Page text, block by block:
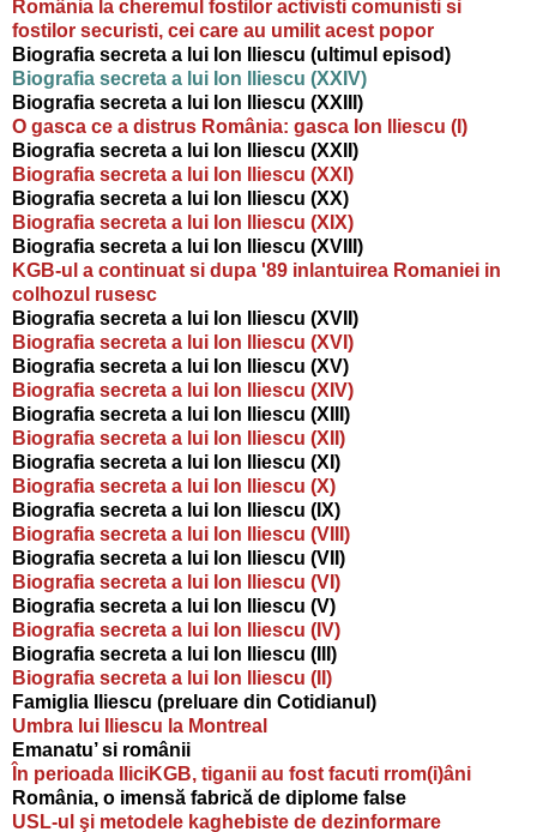
România la cheremul fostilor activisti comunisti si
fostilor securisti, cei care au umilit acest popor
Biografia secreta a lui Ion Iliescu (ultimul episod)
Biografia secreta a lui Ion Iliescu (XXIV)
Biografia secreta a lui Ion Iliescu (XXIII)
O gasca ce a distrus România: gasca Ion Iliescu (I)
Biografia secreta a lui Ion Iliescu (XXII)
Biografia secreta a lui Ion Iliescu (XXI)
Biografia secreta a lui Ion Iliescu (XX)
Biografia secreta a lui Ion Iliescu (XIX)
Biografia secreta a lui Ion Iliescu (XVIII)
KGB-ul a continuat si dupa '89 inlantuirea Romaniei in
colhozul rusesc
Biografia secreta a lui Ion Iliescu (XVII)
Biografia secreta a lui Ion Iliescu (XVI)
Biografia secreta a lui Ion Iliescu (XV)
Biografia secreta a lui Ion Iliescu (XIV)
Biografia secreta a lui Ion Iliescu (XIII)
Biografia secreta a lui Ion Iliescu (XII)
Biografia secreta a lui Ion Iliescu (XI)
Biografia secreta a lui Ion Iliescu (X)
Biografia secreta a lui Ion Iliescu (IX)
Biografia secreta a lui Ion Iliescu (VIII)
Biografia secreta a lui Ion Iliescu (VII)
Biografia secreta a lui Ion Iliescu (VI)
Biografia secreta a lui Ion Iliescu (V)
Biografia secreta a lui Ion Iliescu (IV)
Biografia secreta a lui Ion Iliescu (III)
Biografia secreta a lui Ion Iliescu (II)
Famiglia Iliescu (preluare din Cotidianul)
Umbra lui Iliescu la Montreal
Emanatu’ si românii
În perioada IliciKGB, tiganii au fost facuti rrom(i)âni
România, o imensă fabrică de diplome false
USL-ul şi metodele kaghebiste de dezinformare